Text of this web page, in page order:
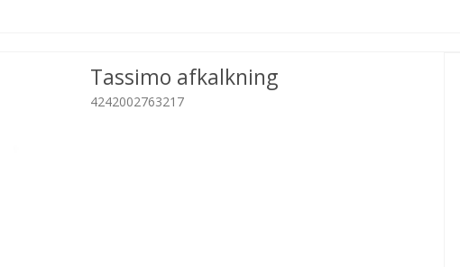
Tassimo afkalkning
4242002763217